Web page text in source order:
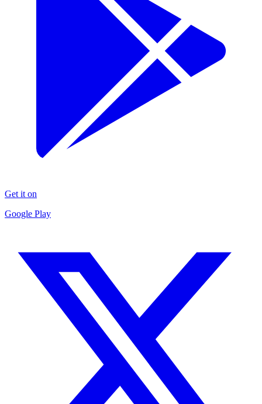
Get it on
Google Play